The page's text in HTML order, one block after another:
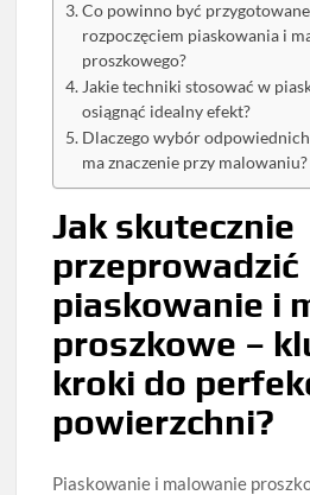
Co powinno być
rozpoczęciem piaskowania i
proszkowego?
Jakie techniki stosować w
osiągnąć idealny efekt?
Dlaczego wybór
ma znaczenie przy malowaniu?
Jak skutecznie
przeprowadzić
piaskowanie i
proszkowe –
kroki do
powierzchni?
Piaskowanie i malowanie